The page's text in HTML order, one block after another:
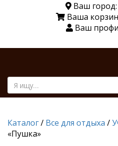
Ваш город:
Ваша
Ваш
Каталог/ Все для отдыха /
«Пушка»